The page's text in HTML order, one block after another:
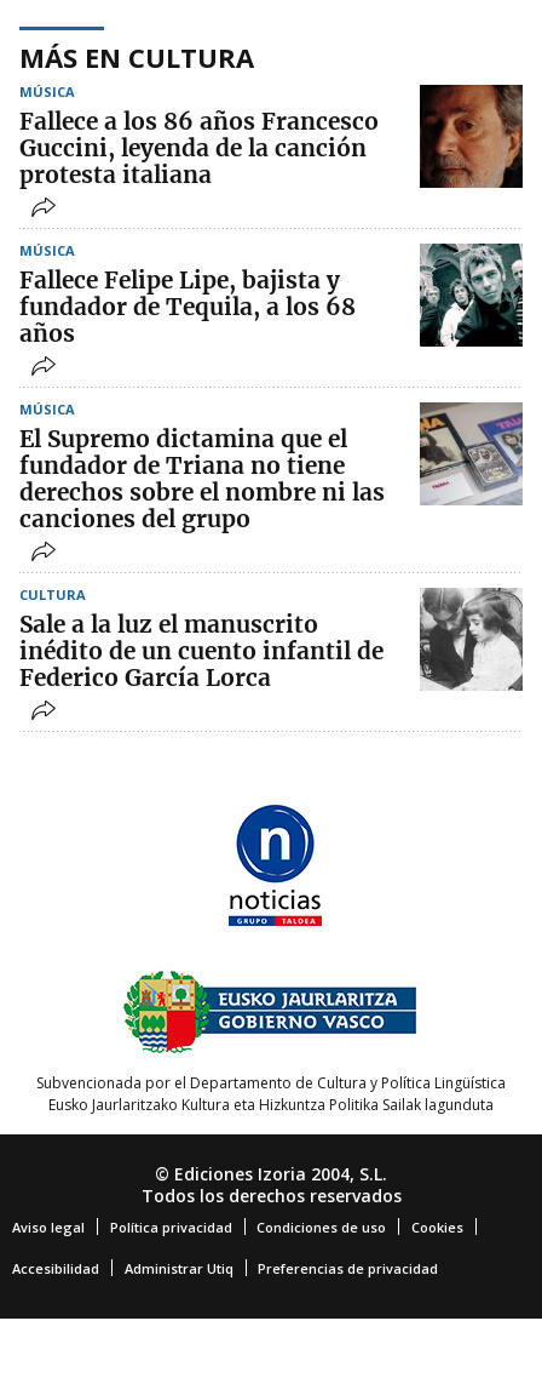
MÁS EN CULTURA
MÚSICA
Fallece a los 86 años Francesco
Guccini, leyenda de la canción
protesta italiana
MÚSICA
Fallece Felipe Lipe, bajista y
fundador de Tequila, a los 68
años
MÚSICA
El Supremo dictamina que el
fundador de Triana no tiene
derechos sobre el nombre ni las
canciones del grupo
CULTURA
Sale a la luz el manuscrito
inédito de un cuento infantil de
Federico García Lorca
Subvencionada por el Departamento de Cultura y Política Lingüística
Eusko Jaurlaritzako Kultura eta Hizkuntza Politika Sailak lagunduta
© Ediciones Izoria 2004, S.L.
Todos los derechos reservados
Aviso legal Política privacidad Condiciones de uso Cookies
Accesibilidad Administrar Utiq Preferencias de privacidad